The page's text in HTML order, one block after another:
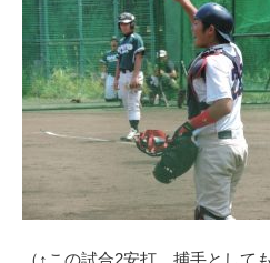
（↑この試合2安打。捕手として